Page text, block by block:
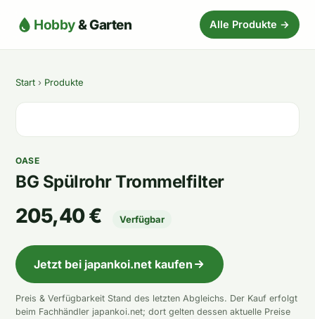
Hobby& Garten Alle Produkte →
Start › Produkte
OASE
BG Spülrohr Trommelfilter
205,40 € Verfügbar
Jetzt bei japankoi.net kaufen
Preis & Verfügbarkeit Stand des letzten Abgleichs. Der Kauf erfolgt
beim Fachhändler japankoi.net; dort gelten dessen aktuelle Preise